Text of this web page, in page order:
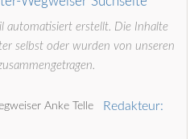
automatisiert erstellt. Die Inhalte
selbst oder wurden von unseren
Redakteur: